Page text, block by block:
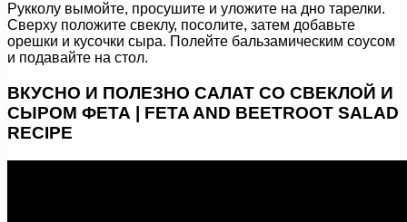
Рукколу вымойте, просушите и уложите на дно тарелки.
Сверху положите свеклу, посолите, затем добавьте
орешки и кусочки сыра. Полейте бальзамическим соусом
и подавайте на стол.
ВКУСНО И ПОЛЕЗНО САЛАТ СО СВЕКЛОЙ И
СЫРОМ ФЕТА | FETA AND BEETROOT SALAD
RECIPE